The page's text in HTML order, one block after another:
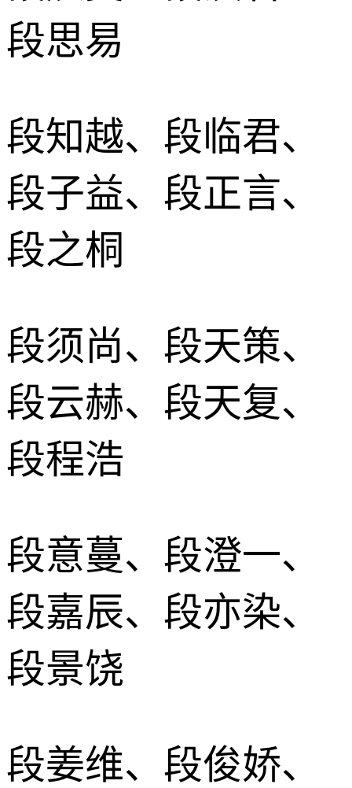
段思易
段知越、段临君、
段子益、段正言、
段之桐
段须尚、段天策、
段云赫、段天复、
段程浩
段意蔓、段澄一、
段嘉辰、段亦染、
段景饶
段姜维、段俊娇、